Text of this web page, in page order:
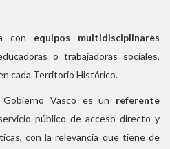
con equipos multidisciplinares
o trabajadoras sociales,
cada Territorio Histórico.
Vasco es un referente
público de acceso directo y
con la relevancia que tiene de